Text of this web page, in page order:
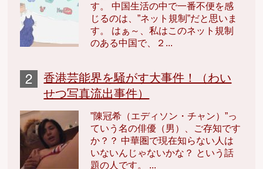
す。 中国生活の中で一番不便を感
じるのは、”ネット規制”だと思いま
す。 はぁ～、私はこのネット規制
のある中国で、２...
香港芸能界を騒がす大事件！（わい
せつ写真流出事件）
”陳冠希（エディソン・チャン）”っ
ていう名の俳優（男）、ご存知です
か？？ 中華圏で現在知らない人は
いないんじゃないかな？ という話
題の人です。 ...